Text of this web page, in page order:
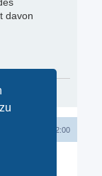
davon
UTC+02:00